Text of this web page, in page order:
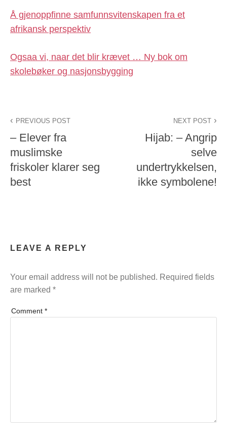
Å gjenoppfinne samfunnsvitenskapen fra et
afrikansk perspektiv
Ogsaa vi, naar det blir krævet … Ny bok om
skolebøker og nasjonsbygging
PREVIOUS POST
– Elever fra
muslimske
friskoler klarer seg
best
NEXT POST
Hijab: – Angrip
selve
undertrykkelsen,
ikke symbolene!
LEAVE A REPLY
Your email address will not be published. Required fields
are marked *
Comment *